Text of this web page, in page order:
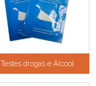
Testes drogas e Álcool